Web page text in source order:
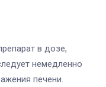
в дозе,
немедленно
печени.